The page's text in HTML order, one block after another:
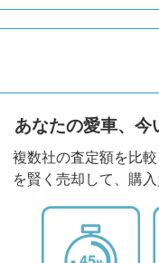
あなたの愛車、今
複数社の査定額を比
を賢く売却して、購